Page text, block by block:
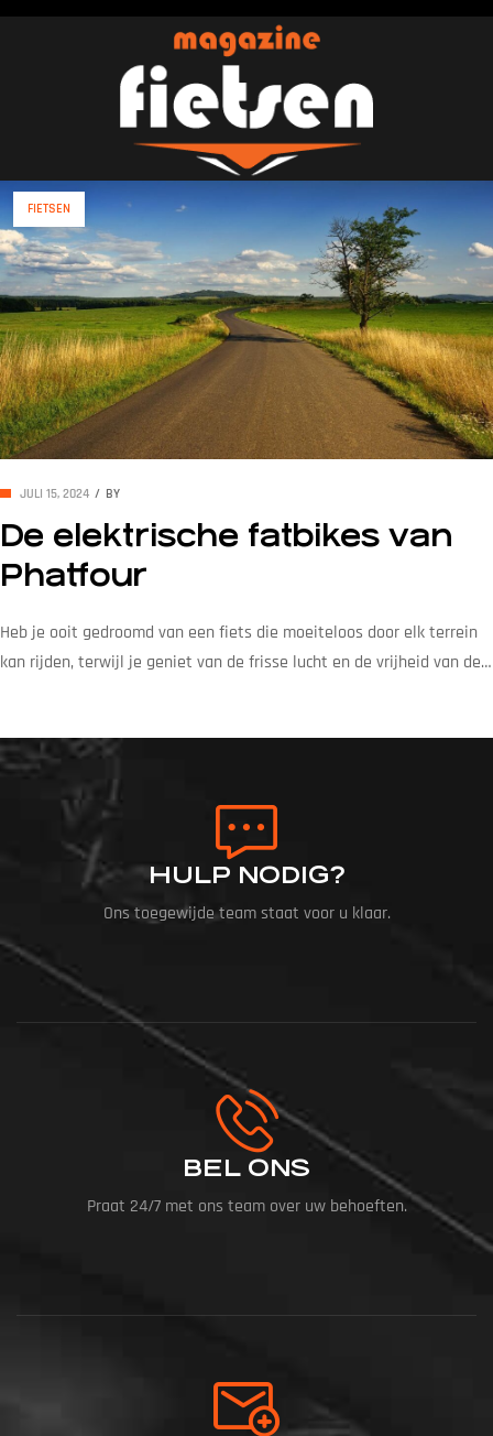
FIETSEN
JULI 15, 2024 BY
De elektrische fatbikes van
Phatfour
Heb je ooit gedroomd van een fiets die moeiteloos door elk terrein
kan rijden, terwijl je geniet van de frisse lucht en de vrijheid van de
de hand gebouwd in Nederland, maar ze […]
HULP NODIG?
Ons toegewijde team staat voor u klaar.
BEL ONS
Praat 24/7 met ons team over uw behoeften.